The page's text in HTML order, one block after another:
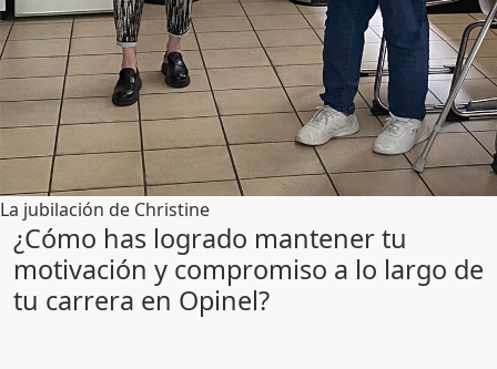
La jubilación de Christine
¿Cómo has logrado mantener tu
motivación y compromiso a lo largo de
tu carrera en Opinel?